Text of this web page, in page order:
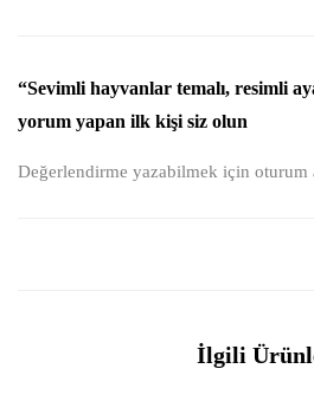
“Sevimli hayvanlar temalı, resimli
yorum yapan ilk kişi siz olun
Değerlendirme yazabilmek için oturum
İlgili